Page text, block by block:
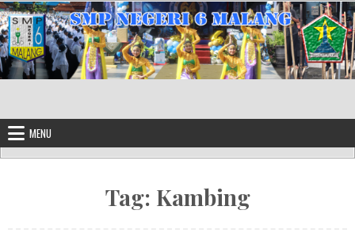
Skip to content
MENU
Tag: Kambing